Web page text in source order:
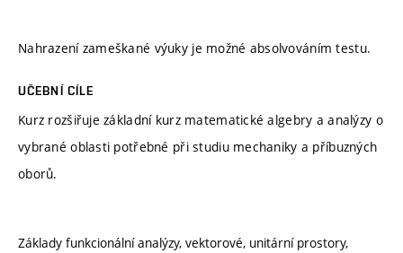
Nahrazení zameškané výuky je možné absolvováním testu.
UČEBNÍ CÍLE
Kurz rozšiřuje základní kurz matematické algebry a analýzy o
vybrané oblasti potřebné při studiu mechaniky a příbuzných
oborů.
Základy funkcionální analýzy, vektorové, unitární prostory,